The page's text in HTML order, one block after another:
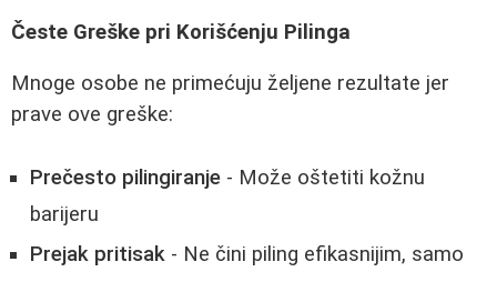
Česte Greške pri Korišćenju Pilinga
Mnoge osobe ne primećuju željene rezultate jer
prave ove greške:
Prečesto pilingiranje - Može oštetiti kožnu
barijeru
Prejak pritisak - Ne čini piling efikasnijim, samo